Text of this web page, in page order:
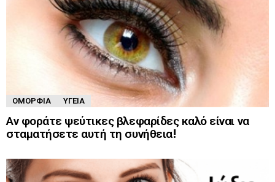
ΟΜΟΡΦΙΆ ΥΓΕΊΑ
Αν φοράτε ψεύτικες βλεφαρίδες καλό είναι να
σταματήσετε αυτή τη συνήθεια!